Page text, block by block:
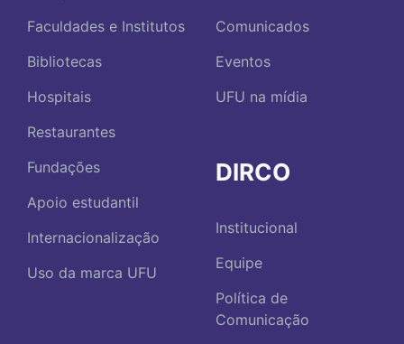
Faculdades e Institutos
Bibliotecas
Hospitais
Restaurantes
Fundações
Apoio estudantil
Internacionalização
Uso da marca UFU
Comunicados
Eventos
UFU na mídia
DIRCO
Institucional
Equipe
Política de
Comunicação